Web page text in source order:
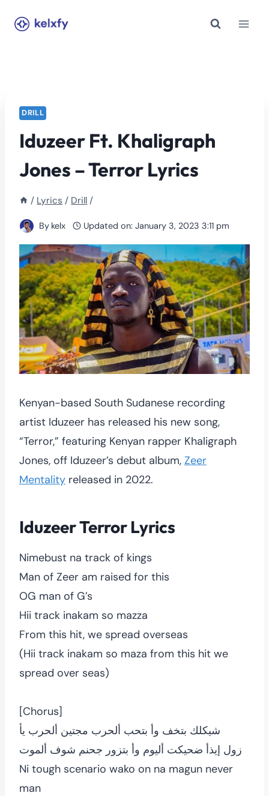
DRILL
Iduzeer Ft. Khaligraph
Jones – Terror Lyrics
/ Lyrics / Drill /
By kelx Updated on: January 3, 2023 3:11 pm
Kenyan-based South Sudanese recording
artist Iduzeer has released his new song,
“Terror,” featuring Kenyan rapper Khaligraph
Jones, off Iduzeer’s debut album, Zeer
Mentality released in 2022.
Iduzeer Terror Lyrics
Nimebust na track of kings
Man of Zeer am raised for this
OG man of G’s
Hii track inakam so mazza
From this hit, we spread overseas
(Hii track inakam so maza from this hit we
spread over seas)
[Chorus]
شيكلك بتخف وأ بتحب ألحرب مجتين ألحرب يأ
زول إيذأ ضحيكت أليوم وأ بتزور جحنم شوف ألموت
Ni tough scenario wako on na magun never
man